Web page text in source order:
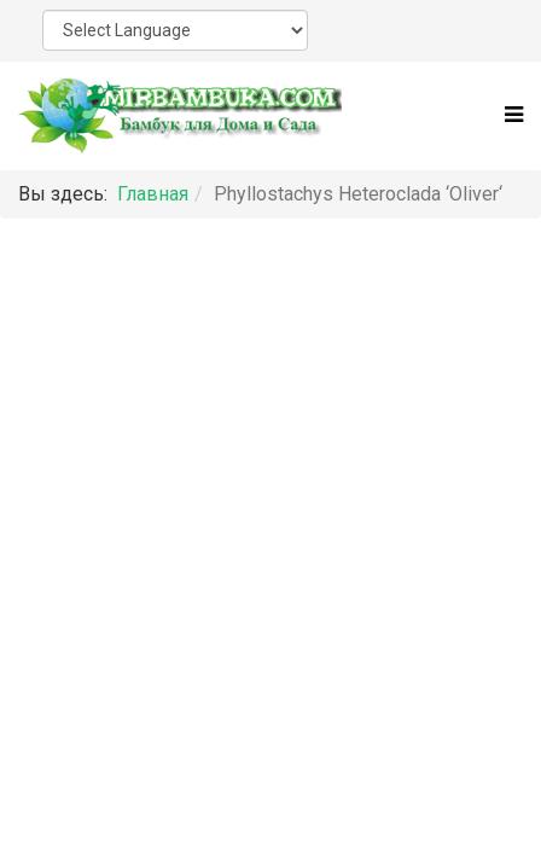
Вы здесь: Главная Phyllostachys Heteroclada ‘Oliver‘